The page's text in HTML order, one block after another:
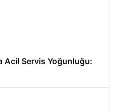
Acil Servis Yoğunluğu: